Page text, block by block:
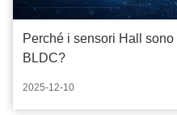
Perché i sensori Hall
BLDC?
2025-12-10